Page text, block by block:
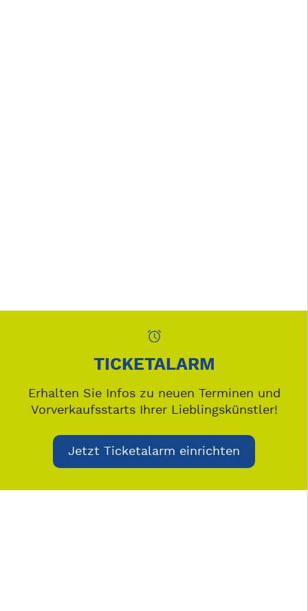
TICKETALARM
Erhalten Sie Infos zu neuen Terminen und
Vorverkaufsstarts Ihrer Lieblingskünstler!
Jetzt Ticketalarm einrichten